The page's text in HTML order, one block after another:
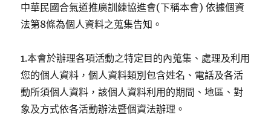
中華民國合氣道推廣訓練協進會(下稱本會) 依據個資
法第8條為個人資料之蒐集告知。
1.本會於辦理各項活動之特定目的內蒐集、處理及利用
您的個人資料，個人資料類別包含姓名、電話及各活
動所須個人資料，該個人資料利用的期間、地區、對
象及方式依各活動辦法暨個資法辦理。